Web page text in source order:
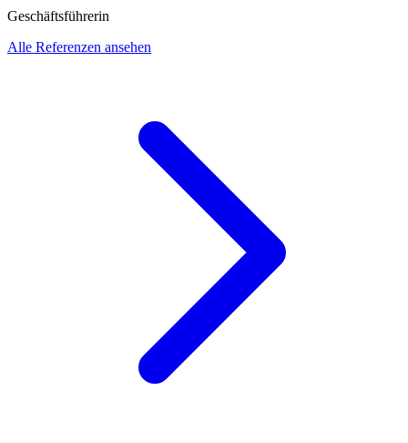
Geschäftsführerin
Alle Referenzen ansehen